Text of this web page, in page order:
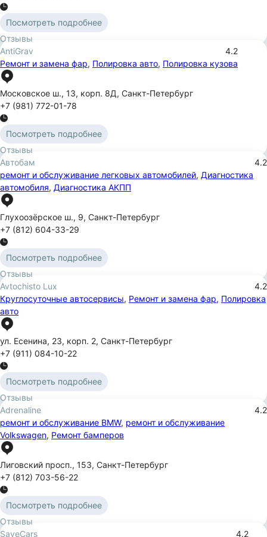
Посмотреть подробнее
Отзывы
AntiGrav
4.2
Ремонт и замена фар, Полировка авто, Полировка кузова
Московское ш., 13, корп. 8Д, Санкт-Петербург
+7 (981) 772-01-78
Посмотреть подробнее
Отзывы
Автобам
4.2
ремонт и обслуживание легковых автомобилей, Диагностика
автомобиля, Диагностика АКПП
Глухоозёрское ш., 9, Санкт-Петербург
+7 (812) 604-33-29
Посмотреть подробнее
Отзывы
Avtochisto Lux
4.2
Круглосуточные автосервисы, Ремонт и замена фар, Полировка
авто
ул. Есенина, 23, корп. 2, Санкт-Петербург
+7 (911) 084-10-22
Посмотреть подробнее
Отзывы
Adrenaline
4.2
ремонт и обслуживание BMW, ремонт и обслуживание
Volkswagen, Ремонт бамперов
Лиговский просп., 153, Санкт-Петербург
+7 (812) 703-56-22
Посмотреть подробнее
Отзывы
SaveCars
4.2